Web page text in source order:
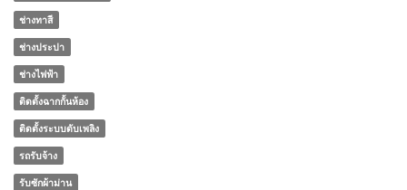
ช่างทาสี
ช่างประปา
ช่างไฟฟ้า
ติดตั้งฉากกั้นห้อง
ติดตั้งระบบดับเพลิง
รถรับจ้าง
รับซักผ้าม่าน